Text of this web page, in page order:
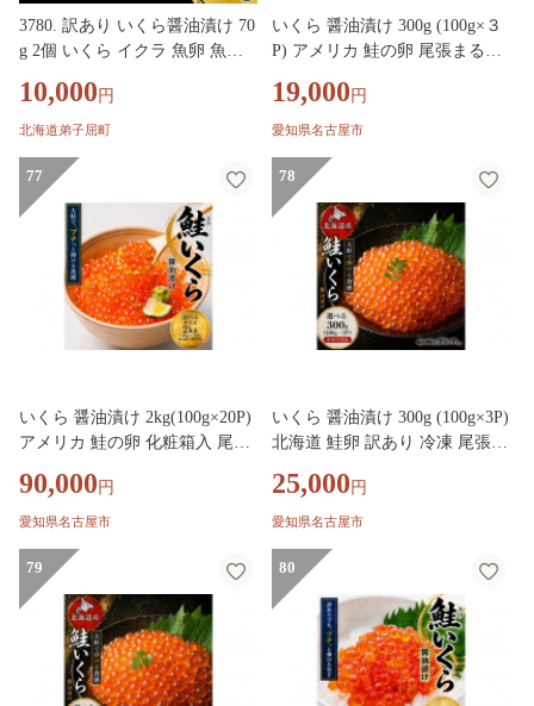
3780. 訳あり いくら醤油漬け 70
g 2個 いくら イクラ 魚卵 魚介
産 送料無料 北海道 弟子屈町
10,000 円
北海道弟子屈町
いくら 醤油漬け 300g (100g×３
P) アメリカ 鮭の卵 尾張まるは
19,000 円
愛知県名古屋市
77
いくら 醤油漬け 2kg(100g×20P)
アメリカ 鮭の卵 化粧箱入 尾張
90,000 円
愛知県名古屋市
78
いくら 醤油漬け 300g (100g×3P)
北海道 鮭卵 訳あり 冷凍 尾張ま
25,000 円
愛知県名古屋市
79 80